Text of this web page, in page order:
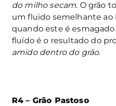
do milho secam. O grão
um fluido semelhante ao
quando este é
fluído é o resultado do
amido dentro do grão.
R4 – Grão Pastoso